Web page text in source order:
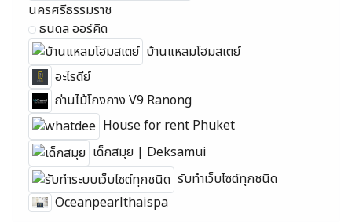
นครศรีธรรมราช
ธนดล ออร์คิด
บ้านแหลมโฮมสเตย์
อะไรดีย์
ถ่านไม้โกงกาง V9 Ranong
House for rent Phuket
เด็กสมุย | Deksamui
รับทำเว็บไซต์ทุกชนิด
Oceanpearlthaispa